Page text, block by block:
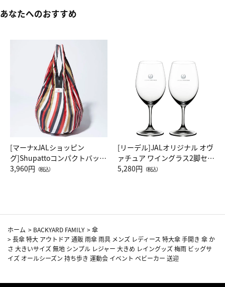
あなたへのおすすめ
[マーナxJALショッピン
グ]Shupattoコンパクトバッグ
Drop JAL客室乗務員（LC）ス
3,960円 （税込）
[リーデル]JALオリジナル オヴ
ァチュア ワイングラス2脚セッ
ト（レッドワイン）
5,280円 （税込）
ホーム > BACKYARD FAMILY >傘
>長傘 特大 アウトドア 通販 雨傘 雨具 メンズ レディース 特大傘 手開き 傘 か
さ 大きいサイズ 無地 シンプル レジャー 大きめ レイングッズ 梅雨 ビッグサ
イズ オールシーズン 持ち歩き 運動会 イベント ベビーカー 送迎